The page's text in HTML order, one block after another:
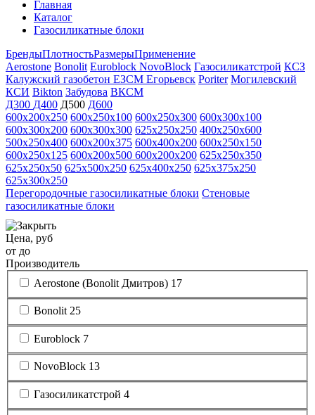
Главная
Каталог
Газосиликатные блоки
БрендыПлотностьРазмерыПрименение
Aerostone Bonolit Euroblock NovoBlock Газосиликатстрой КСЗ
Калужский газобетон ЕЗСМ Егорьевск Poriter Могилевский
КСИ Bikton Забудова ВКСМ
Д300 Д400 Д500 Д600
600х200х250 600х250х100 600х250х300 600х300х100
600х300х200 600х300х300 625х250х250 400х250х600
500х250х400 600х200х375 600х400х200 600х250х150
600х250х125 600х200х500 600х200х200 625х250х350
625х250х50 625х500х250 625х400х250 625х375х250
625х300х250
Перегородочные газосиликатные блоки Стеновые
газосиликатные блоки
Цена, руб
от до
Производитель
Aerostone (Bonolit Дмитров) 17
Bonolit 25
Euroblock 7
NovoBlock 13
Газосиликатстрой 4